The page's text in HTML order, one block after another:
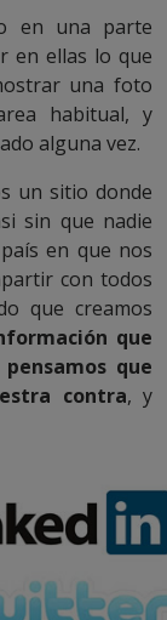
en una parte
en ellas lo que
una foto
habitual, y
alguna vez.
un sitio donde
sin que nadie
en que nos
con todos
que creamos
que
que
contra, y